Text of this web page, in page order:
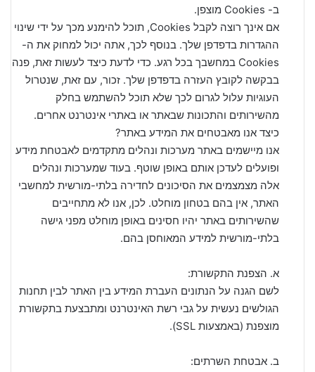
ב- Cookies מוצפן.
אם אינך רוצה לקבל Cookies, תוכל להימנע מכך על ידי שינוי
ההגדרות בדפדפן שלך. בנוסף לכך, אתה יכול למחוק את ה-
Cookies במחשבך בכל רגע. כדי לדעת כיצד לעשות זאת, פנה
בבקשה לקובץ העזרה בדפדפן שלך. זכור, עם זאת, שנטרול
העוגיות עלול לגרום לכך שלא תוכל להשתמש בחלק
מהשירותים והתכונות שבאתר או באתרי אינטרנט אחרים.
כיצד אנו מאבטחים את המידע באתר?
אנו מיישמים באתר מערכות ונהלים מתקדמים לאבטחת מידע
ופועלים לעדכן אותם באופן שוטף. בעוד שמערכות ונהלים
אלה מצמצמים את הסיכונים לחדירה בלתי-מורשית למחשבי
האתר, אין בהם בטחון מוחלט. לכן, אנו לא מתחייבים
שהשירותים באתר יהיו חסינים באופן מוחלט מפני גישה
בלתי-מורשית למידע המאוחסן בהם.
א. הצפנת התקשורת:
לשם הגנה על הנתונים העברת המידע בין האתר לבין תחנות
הגולשים נעשית על גבי רשת האינטרנט ומתבצעת בתקשורת
מוצפנת (באמצעות SSL).
ב. אבטחת השרתים: